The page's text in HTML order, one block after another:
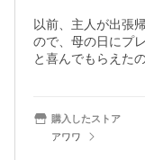
以前、主人が出張
ので、母の日にプ
と喜んでもらえた
購入したストア
アワワ